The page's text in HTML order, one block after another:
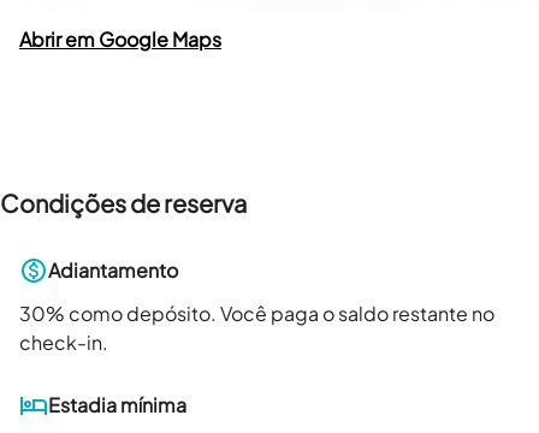
Abrir em Google Maps
Condições de reserva
Adiantamento
30% como depósito. Você paga o saldo restante no
check-in.
Estadia mínima